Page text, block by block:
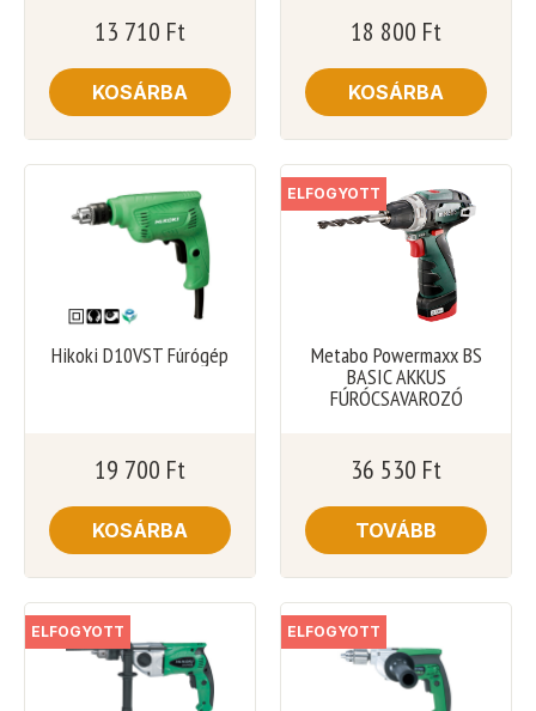
13 710 Ft
KOSÁRBA
18 800 Ft
KOSÁRBA
Hikoki D10VST Fúrógép
19 700 Ft
KOSÁRBA
ELFOGYOTT
Metabo Powermaxx BS
BASIC AKKUS
FÚRÓCSAVAROZÓ
36 530 Ft
TOVÁBB
ELFOGYOTT ELFOGYOTT